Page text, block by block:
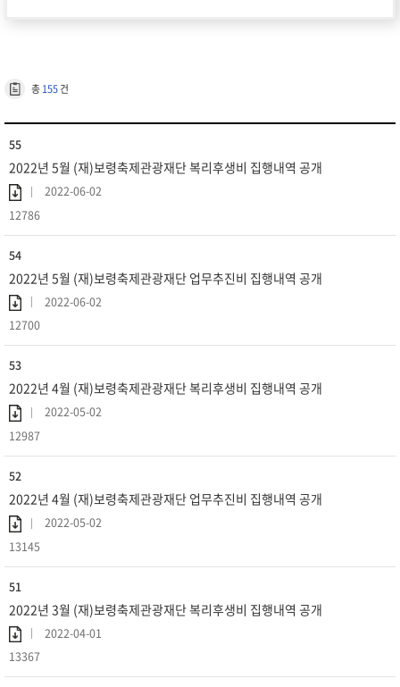
총155건
55
2022년 5월 (재)보령축제관광재단 복리후생비 집행내역 공개
2022-06-02
12786
54
2022년 5월 (재)보령축제관광재단 업무추진비 집행내역 공개
2022-06-02
12700
53
2022년 4월 (재)보령축제관광재단 복리후생비 집행내역 공개
2022-05-02
12987
52
2022년 4월 (재)보령축제관광재단 업무추진비 집행내역 공개
2022-05-02
13145
51
2022년 3월 (재)보령축제관광재단 복리후생비 집행내역 공개
2022-04-01
13367